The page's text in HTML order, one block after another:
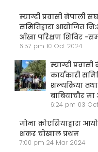
म्याग्दी प्रवासी नेपाली
समितिद्वारा आयोजित
आँखा परिक्षण शिविर -
6:57 pm 10 Oct 2024
म्याग्दी
कार्यकारी
शल्यक्रिया
बाबियाचौर
6:24 pm 03
मोना क्रोएसियाद्वारा
शंकर चोखाल प्रथम
7:00 pm 24 Mar 2024